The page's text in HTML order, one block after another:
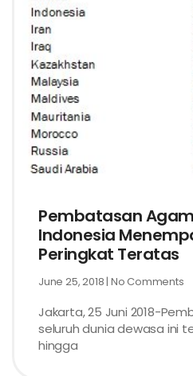
Pembatasan
Indonesia
Peringkat Teratas
June 25, 2018 No Comments
Jakarta, 25 Juni 2018-
seluruh dunia dewasa ini
hingga